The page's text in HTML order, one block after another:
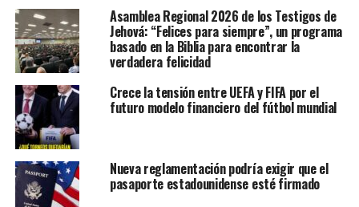
muy inusual de influir en un caso.
TikTok y ByteDance, con sede en China, así como
creadores de contenido y usuarios, argumentan que la ley
representa una grave violación de las garantías de libertad
de expresión establecidas en la Constitución.
“Raramente, si es que alguna vez, la corte ha confrontado
un caso de libertad de expresión que importe a tantas
personas”, escribieron los abogados de los usuarios y
creadores de contenido.
Asamblea Regional 2026 de los Testigos de
Jehová: “Felices para siempre”, un programa
basado en la Biblia para encontrar la
verdadera felicidad
Crece la tensión entre UEFA y FIFA por el
futuro modelo financiero del fútbol mundial
Nueva reglamentación podría exigir que el
pasaporte estadounidense esté firmado